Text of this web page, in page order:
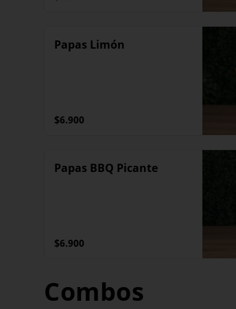
Papas Limón
$6.900
Papas BBQ Picante
$6.900
Combos